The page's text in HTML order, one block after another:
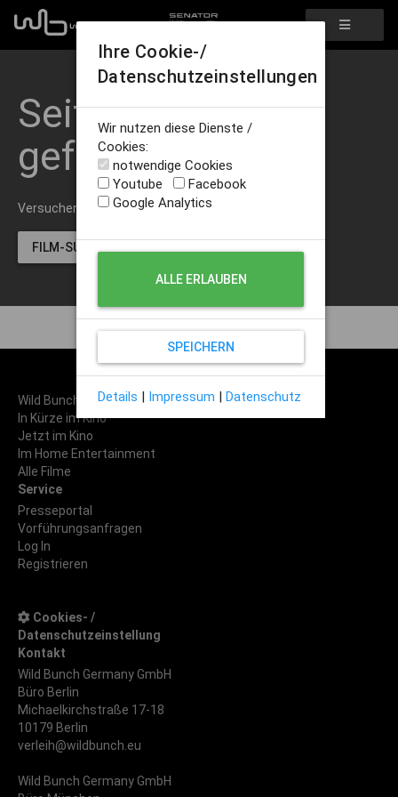
Seite nicht
gefunden
Versuchen Sie unsere Film-Suche.
FILM-SUCHE STARTEN
Wild Bunch Filme
In Kürze im Kino
Jetzt im Kino
Im Home Entertainment
Alle Filme
Service
Presseportal
Vorführungsanfragen
Log In
Registrieren
Cookies- /
Datenschutzeinstellung
Kontakt
Wild Bunch Germany GmbH
Büro Berlin
Michaelkirchstraße 17-18
10179 Berlin
verleih@wildbunch.eu
Wild Bunch Germany GmbH
Ihre Cookie-/
Datenschutzeinstellungen
Wir nutzen diese Dienste /
Cookies:
notwendige Cookies
Youtube
Facebook
Google Analytics
ALLE ERLAUBEN
SPEICHERN
Details | Impressum | Datenschutz